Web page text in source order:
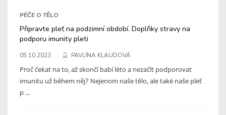
PÉČE O TĚLO
Připravte pleť na podzimní období. Doplňky stravy na
podporu imunity pleti
05.10.2023 PAVLÍNA KLAUDOVÁ
Proč čekat na to, až skončí babí léto a nezačít podporovat
imunitu už během něj? Nejenom naše tělo, ale také naše pleť
p ...